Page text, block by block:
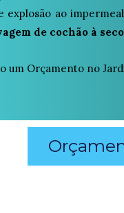
explosão ao
de cochão à
um Orçamento no